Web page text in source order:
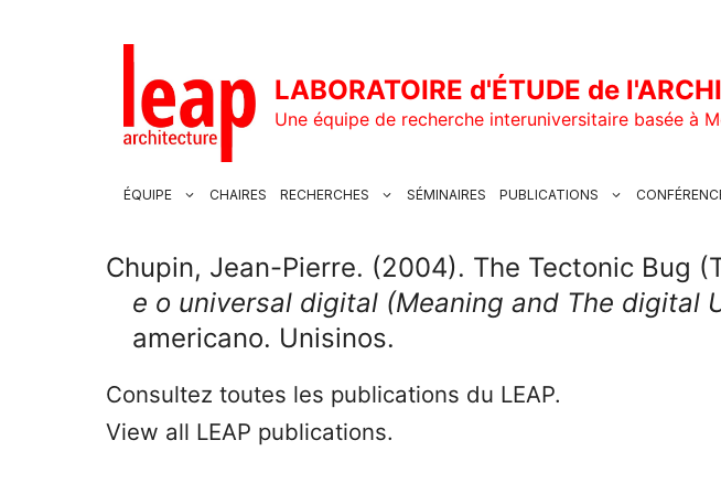
LABORATOIRE d'ÉTUDE de
Une équipe de recherche interuniversitaire basée à
ÉQUIPE CHAIRES RECHERCHES SÉMINAIRES PUBLICATIONS
Chupin, Jean-Pierre. (2004). The Tectonic Bug
e o universal digital (Meaning and The digital
americano. Unisinos.
Consultez toutes les publications du LEAP.
View all LEAP publications.